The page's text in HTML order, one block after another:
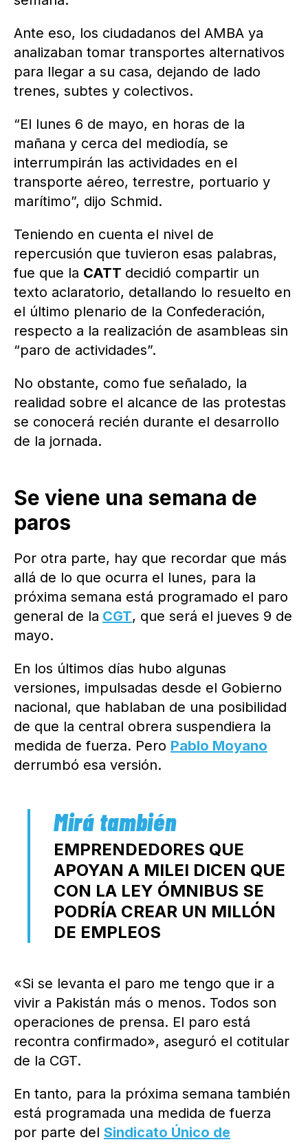
Ante eso, los ciudadanos del AMBA ya
analizaban tomar transportes alternativos
para llegar a su casa, dejando de lado
trenes, subtes y colectivos.
“El lunes 6 de mayo, en horas de la
mañana y cerca del mediodía, se
interrumpirán las actividades en el
transporte aéreo, terrestre, portuario y
marítimo”, dijo Schmid.
Teniendo en cuenta el nivel de
repercusión que tuvieron esas palabras,
fue que la CATT decidió compartir un
texto aclaratorio, detallando lo resuelto en
el último plenario de la Confederación,
respecto a la realización de asambleas sin
“paro de actividades”.
No obstante, como fue señalado, la
realidad sobre el alcance de las protestas
se conocerá recién durante el desarrollo
de la jornada.
Se viene una semana de
paros
Por otra parte, hay que recordar que más
allá de lo que ocurra el lunes, para la
próxima semana está programado el paro
general de la CGT, que será el jueves 9 de
mayo.
En los últimos días hubo algunas
versiones, impulsadas desde el Gobierno
nacional, que hablaban de una posibilidad
de que la central obrera suspendiera la
medida de fuerza. Pero Pablo Moyano
derrumbó esa versión.
EMPRENDEDORES QUE
APOYAN A MILEI DICEN QUE
CON LA LEY ÓMNIBUS SE
PODRÍA CREAR UN MILLÓN
DE EMPLEOS
«Si se levanta el paro me tengo que ir a
vivir a Pakistán más o menos. Todos son
operaciones de prensa. El paro está
recontra confirmado», aseguró el cotitular
de la CGT.
En tanto, para la próxima semana también
está programada una medida de fuerza
por parte del Sindicato Único de